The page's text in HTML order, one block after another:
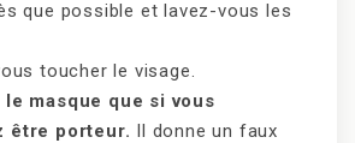
que possible et lavez-vous les
toucher le visage.
masque que si vous
être porteur. Il donne un faux